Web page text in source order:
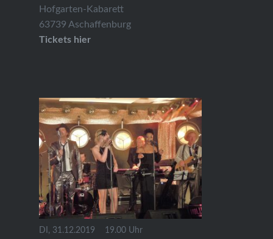
Hofgarten-Kabarett
63739 Aschaffenburg
Tickets hier
DI, 31.12.2019 19.00 Uhr